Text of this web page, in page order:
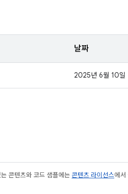
날짜
2025년 6월 10일
콘텐츠와 코드 샘플에는 콘텐츠 라이선스에